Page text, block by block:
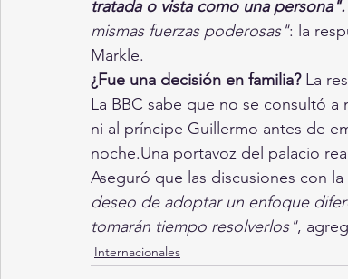
tratada o vista como una persona".
mismas fuerzas poderosas": la
Markle.
¿Fue una decisión en familia? La
La BBC sabe que no se consultó
ni al príncipe Guillermo antes de
noche.Una portavoz del palacio
Aseguró que las discusiones con
deseo de adoptar un enfoque
tomarán tiempo resolverlos",
Internacionales